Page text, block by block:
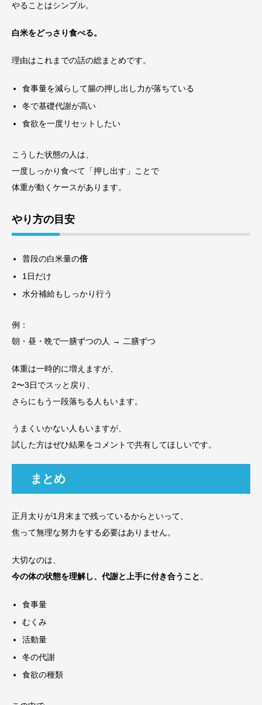
やることはシンプル。
白米をどっさり食べる。
理由はこれまでの話の総まとめです。
食事量を減らして腸の押し出し力が落ちている
冬で基礎代謝が高い
食欲を一度リセットしたい
こうした状態の人は、
一度しっかり食べて「押し出す」ことで
体重が動くケースがあります。
やり方の目安
普段の白米量の倍
1日だけ
水分補給もしっかり行う
例：
朝・昼・晩で一膳ずつの人 → 二膳ずつ
体重は一時的に増えますが、
2〜3日でスッと戻り、
さらにもう一段落ちる人もいます。
うまくいかない人もいますが、
試した方はぜひ結果をコメントで共有してほしいです。
まとめ
正月太りが1月末まで残っているからといって、
焦って無理な努力をする必要はありません。
大切なのは、
今の体の状態を理解し、代謝と上手に付き合うこと 。
食事量
むくみ
活動量
冬の代謝
食欲の種類